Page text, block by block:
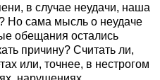
в случае неудачи, наша
Но сама мысль о неудаче
обещания остались
причину? Считать ли,
или, точнее, в нестрогом